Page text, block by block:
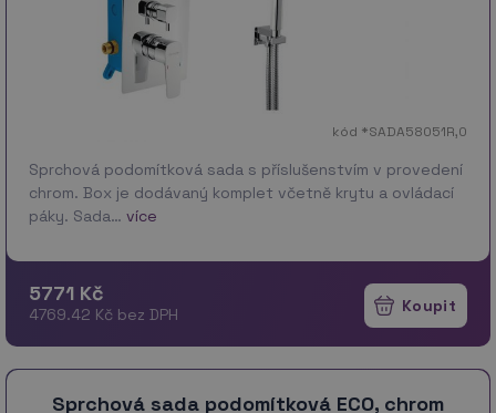
kód *SADA58051R,0
Sprchová podomítková sada s příslušenstvím v provedení
chrom. Box je dodávaný komplet včetně krytu a ovládací
páky. Sada… více
5771 Kč
4769.42 Kč bez DPH
Sprchová sada podomítková ECO, chrom